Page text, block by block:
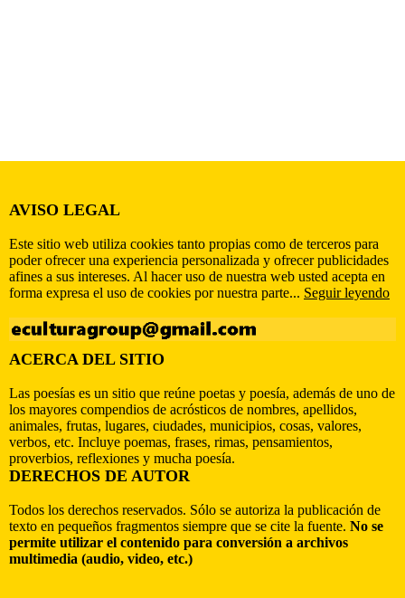
AVISO LEGAL
Este sitio web utiliza cookies tanto propias como de terceros para
poder ofrecer una experiencia personalizada y ofrecer publicidades
afines a sus intereses. Al hacer uso de nuestra web usted acepta en
forma expresa el uso de cookies por nuestra parte... Seguir leyendo
ACERCA DEL SITIO
Las poesías es un sitio que reúne poetas y poesía, además de uno de
los mayores compendios de acrósticos de nombres, apellidos,
animales, frutas, lugares, ciudades, municipios, cosas, valores,
verbos, etc. Incluye poemas, frases, rimas, pensamientos,
proverbios, reflexiones y mucha poesía.
DERECHOS DE AUTOR
Todos los derechos reservados. Sólo se autoriza la publicación de
texto en pequeños fragmentos siempre que se cite la fuente. No se
permite utilizar el contenido para conversión a archivos
multimedia (audio, video, etc.)